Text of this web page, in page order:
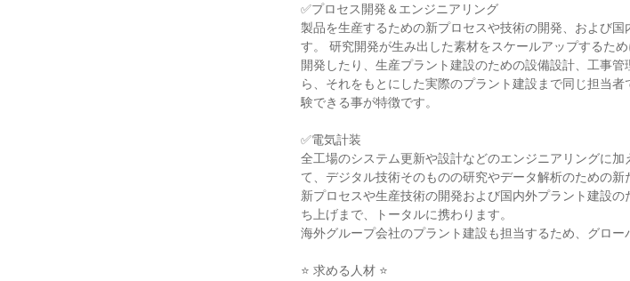
✅プロセス開発＆エンジニアリング
製品を生産するための新プロセスや技術の開発、および
す。 研究開発が生み出した素材をスケールアップするた
開発したり、生産プラント建設のための設備設計、工事
ら、それをもとにした実際のプラント建設まで同じ担当
験できる事が特徴です。
✅電気計装
全工場のシステム更新や設計などのエンジニアリングに
て、デジタル技術そのものの研究やデータ解析のための新
新プロセスや生産技術の開発および国内外プラント建設
ち上げまで、トータルに携わります。
海外グループ会社のプラント建設も担当するため、グロー
⭐ 求める人材 ⭐